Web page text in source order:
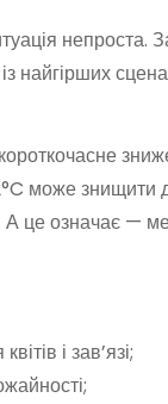
непроста.
найгірших
може знищити
А це означає —
і зав’язі;